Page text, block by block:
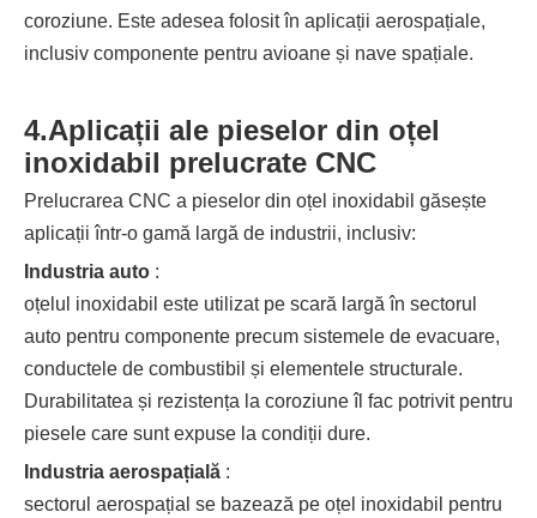
coroziune. Este adesea folosit în aplicații aerospațiale,
inclusiv componente pentru avioane și nave spațiale.
4.Aplicații ale pieselor din oțel
inoxidabil prelucrate CNC
Prelucrarea CNC a pieselor din oțel inoxidabil găsește
aplicații într-o gamă largă de industrii, inclusiv:
Industria auto :
oțelul inoxidabil este utilizat pe scară largă în sectorul
auto pentru componente precum sistemele de evacuare,
conductele de combustibil și elementele structurale.
Durabilitatea și rezistența la coroziune îl fac potrivit pentru
piesele care sunt expuse la condiții dure.
Industria aerospațială :
sectorul aerospațial se bazează pe oțel inoxidabil pentru